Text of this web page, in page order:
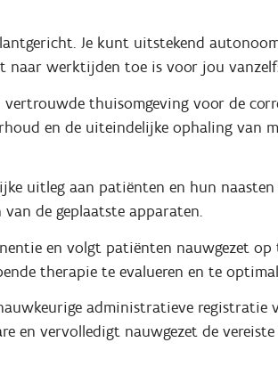
Je kunt uitstekend
werktijden toe is voor jou
thuisomgeving voor de
en de uiteindelijke ophaling van
uitleg aan patiënten en hun
de geplaatste apparaten.
en volgt patiënten nauwgezet
therapie te evalueren en te
administratieve registratie
en vervolledigt nauwgezet de vereiste